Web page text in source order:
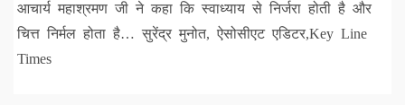
आचार्य महाश्रमण जी ने कहा कि स्वाध्याय से निर्जरा होती है और
चित्त निर्मल होता है… सुरेंद्र मुनोत, ऐसोसीएट एडिटर,Key Line
Times